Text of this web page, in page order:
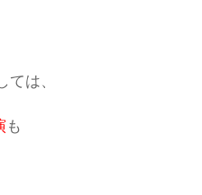
は、
も